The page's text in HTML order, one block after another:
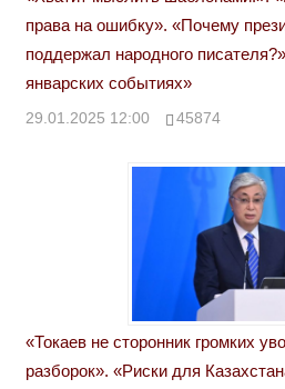
права на ошибку». «Почему
поддержал народного
январских событиях»
29.01.2025 12:00 45874
«Токаев не сторонник громких
разборок». «Риски для